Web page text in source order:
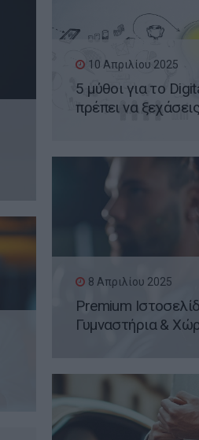
10 Απριλίου 2025
5 μύθοι για το
πρέπει να ξεχάσεις
8 Απριλίου 2025
Premium
Γυμναστήρια &